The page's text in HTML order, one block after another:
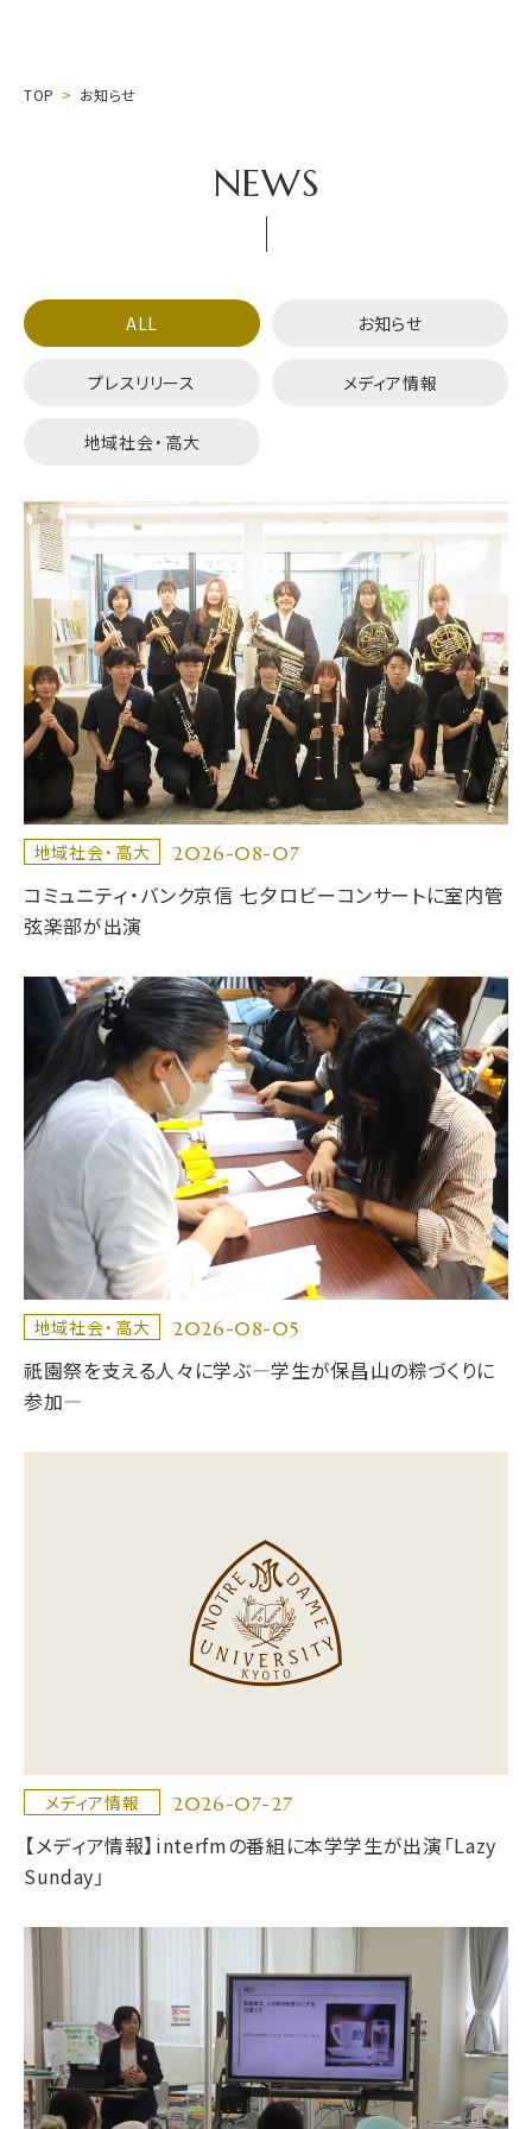
TOP お知らせ
NEWS
ALL お知らせ
プレスリリース メディア情報
地域社会・高大
地域社会・高大
2026-08-07
コミュニティ・バンク京信 七夕ロビーコンサートに室内管
弦楽部が出演
地域社会・高大
2026-08-05
祇園祭を支える人々に学ぶ―学生が保昌山の粽づくりに
参加―
メディア情報
2026-07-27
【メディア情報】interfmの番組に本学学生が出演「Lazy
Sunday」